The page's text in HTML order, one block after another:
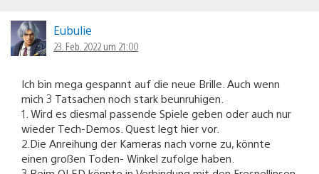
Eubulie
23. Feb. 2022 um 21:00
Ich bin mega gespannt auf die neue Brille. Auch wenn
mich 3 Tatsachen noch stark beunruhigen.
1. Wird es diesmal passende Spiele geben oder auch nur
wieder Tech-Demos. Quest legt hier vor.
2.Die Anreihung der Kameras nach vorne zu, könnte
einen großen Toden- Winkel zufolge haben.